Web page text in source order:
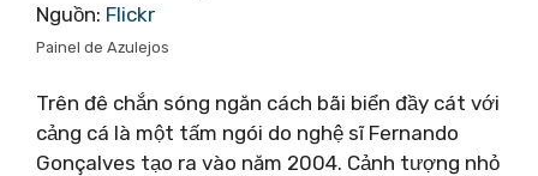
Nguồn: Flickr
Painel de Azulejos
Trên đê chắn sóng ngăn cách bãi biển đầy cát với
cảng cá là một tấm ngói do nghệ sĩ Fernando
Gonçalves tạo ra vào năm 2004. Cảnh tượng nhỏ